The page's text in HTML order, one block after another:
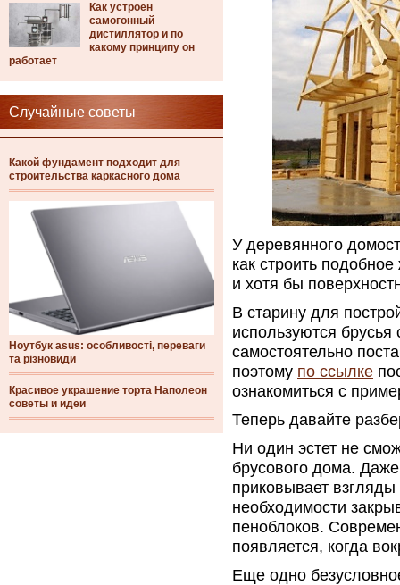
Как устроен
самогонный
дистиллятор и по
какому принципу он
работает
Случайные советы
Какой фундамент подходит для
строительства каркасного дома
Ноутбук asus: особливості, переваги
та різновиди
Красивое украшение торта Наполеон
советы и идеи
У деревянного
как строить
и хотя бы
В старину для
используются
самостоятельно
поэтому по ссылке
ознакомиться с
Теперь давайте
Ни один эстет не
брусового дома.
приковывает
необходимости
пеноблоков.
появляется, когда
Еще одно